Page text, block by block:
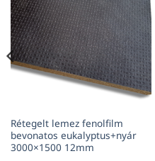
Rétegelt lemez fenolfilm
bevonatos eukalyptus+nyár
3000×1500 12mm